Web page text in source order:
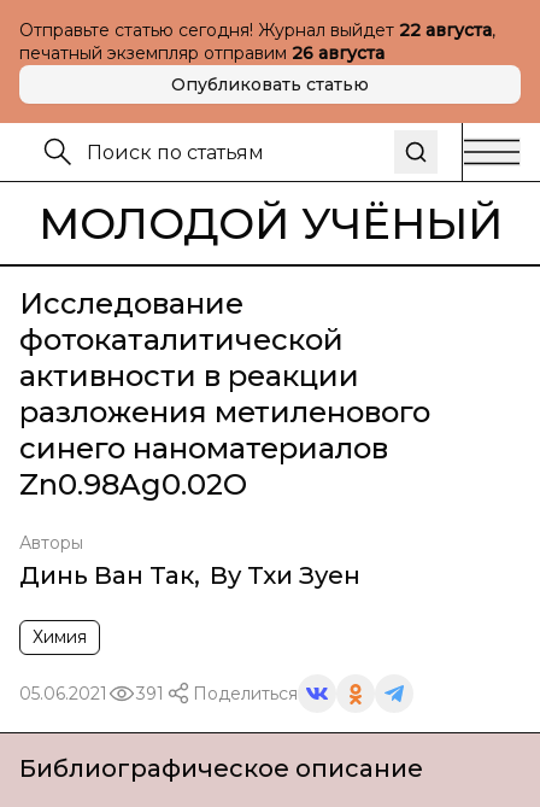
Отправьте статью сегодня! Журнал выйдет 22 августа,
печатный экземпляр отправим 26 августа
Опубликовать статью
МОЛОДОЙ УЧЁНЫЙ
Исследование
фотокаталитической
активности в реакции
разложения метиленового
синего наноматериалов
Zn0.98Ag0.02O
Авторы
Динь Ван Так, Ву Тхи Зуен
Химия
05.06.2021 391 Поделиться
Библиографическое описание